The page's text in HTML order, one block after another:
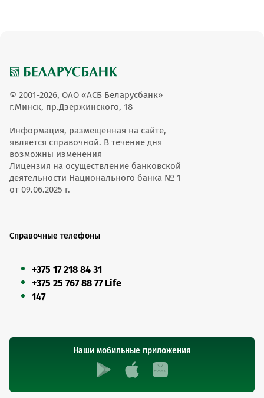
© 2001-2026, ОАО «АСБ Беларусбанк»
г.Минск, пр.Дзержинского, 18
Информация, размещенная на сайте,
является справочной. В течение дня
возможны изменения
Лицензия на осуществление банковской
деятельности Национального банка № 1
от 09.06.2025 г.
Справочные телефоны
+375 17 218 84 31
+375 25 767 88 77 Life
147
Наши мобильные приложения